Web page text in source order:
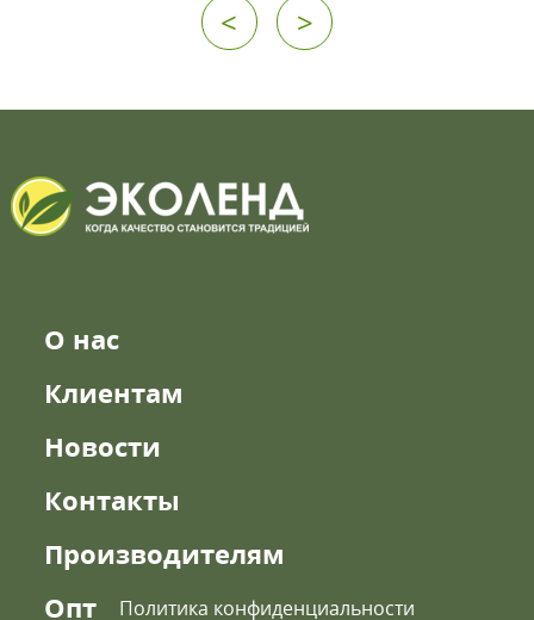
< >
О нас
Клиентам
Новости
Контакты
Производителям
Опт
Политика конфиденциальности